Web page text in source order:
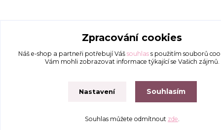
Zpracování cookies
Náš e-shop a partneři potřebují Váš souhlass použitím souborů
Vám mohli zobrazovat informace týkající se Vašich zájmů.
Nastavení Souhlasím
Souhlas můžete odmítnout zde